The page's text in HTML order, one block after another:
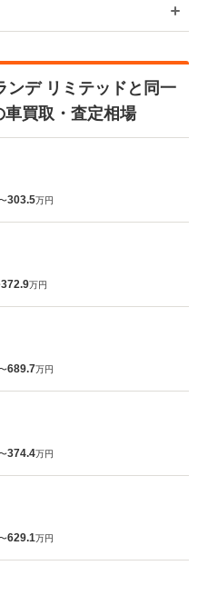
ンデ リミテッドと同一
車買取・査定相場
303.5万円
372.9万円
689.7万円
374.4万円
629.1万円